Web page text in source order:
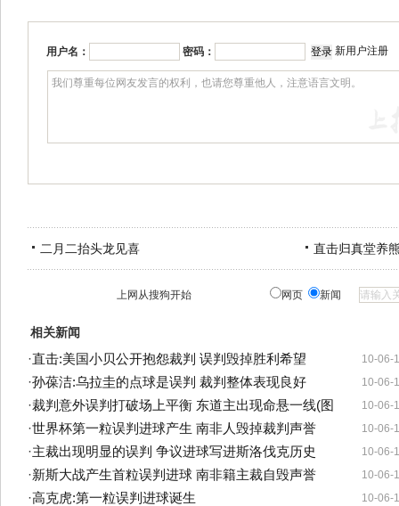
用户名： 密码： 新用户注册
二月二抬头龙见喜 直击归真堂养
上网从搜狗开始 网页 新闻
相关新闻
10-06-
·直击:美国小贝公开抱怨裁判 误判毁掉胜利希望
10-06-
·孙葆洁:乌拉圭的点球是误判 裁判整体表现良好
10-06-
·裁判意外误判打破场上平衡 东道主出现命悬一线(图
10-06-
·世界杯第一粒误判进球产生 南非人毁掉裁判声誉
10-06-
·主裁出现明显的误判 争议进球写进斯洛伐克历史
10-06-
·新斯大战产生首粒误判进球 南非籍主裁自毁声誉
10-06-
·高克虎:第一粒误判进球诞生